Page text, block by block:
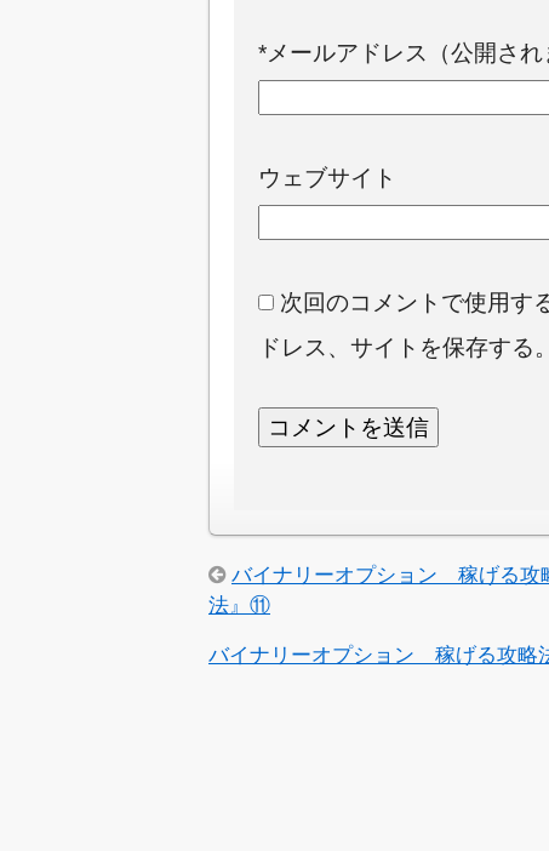
*メールアドレス（公開され
ウェブサイト
次回のコメントで使用す
ドレス、サイトを保存する。
バイナリーオプション 稼げる攻
法』⑪
バイナリーオプション 稼げる攻略